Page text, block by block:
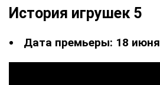
История игрушек 5
Дата премьеры: 18 июня